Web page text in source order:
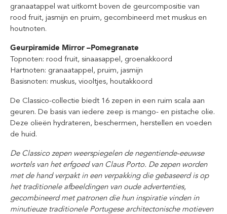
granaatappel wat uitkomt boven de geurcompositie van
rood fruit, jasmijn en pruim, gecombineerd met muskus en
houtnoten.
Geurpiramide Mirror –Pomegranate
Topnoten: rood fruit, sinaasappel, groenakkoord
Hartnoten: granaatappel, pruim, jasmijn
Basisnoten: muskus, viooltjes, houtakkoord
De Classico-collectie biedt 16 zepen in een ruim scala aan
geuren. De basis van iedere zeep is mango- en pistache olie.
Deze olieën hydrateren, beschermen, herstellen en voeden
de huid.
De Classico zepen weerspiegelen de negentiende-eeuwse
wortels van het erfgoed van Claus Porto. De zepen worden
met de hand verpakt in een verpakking die gebaseerd is op
het traditionele afbeeldingen van oude advertenties,
gecombineerd met patronen die hun inspiratie vinden in
minutieuze traditionele Portugese architectonische motieven